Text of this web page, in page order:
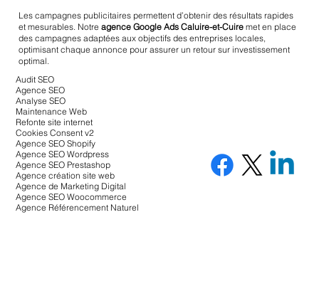
Les campagnes publicitaires permettent d’obtenir des résultats rapides
et mesurables. Notre agence Google Ads Caluire-et-Cuiremet en place
des campagnes adaptées aux objectifs des entreprises locales,
optimisant chaque annonce pour assurer un retour sur investissement
optimal.
Audit SEO
Agence SEO
Analyse SEO
Maintenance Web
Refonte site internet
Cookies Consent v2
Agence SEO Shopify
Agence SEO Wordpress
Agence SEO Prestashop
Agence création site web
Agence de Marketing Digital
Agence SEO Woocommerce
Agence Référencement Naturel